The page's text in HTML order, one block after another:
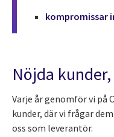
kompromissar
Nöjda
Varje år genomför vi på
kunder, där vi frågar
oss som leverantör.